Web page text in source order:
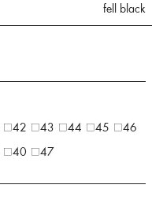
fell black
42 43 44 45
46
40 47